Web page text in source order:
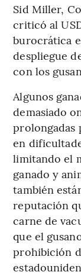
Sid Miller,
criticó al
burocrática
despliegue
con los
Algunos
demasiado
prolongadas
en
limitando el
ganado y
también
reputación
carne de
que el
prohibición